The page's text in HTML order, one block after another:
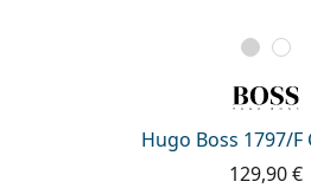
Hugo Boss 1797/F
129,90 €